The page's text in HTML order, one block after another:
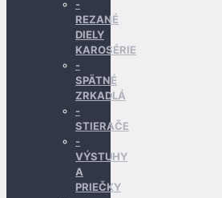
REZANÉ
DIELY
KAROSÉRIE
SPÄTNÉ
ZRKADLÁ
STIERAČE
VÝSTUHY
A
PRIEČKY